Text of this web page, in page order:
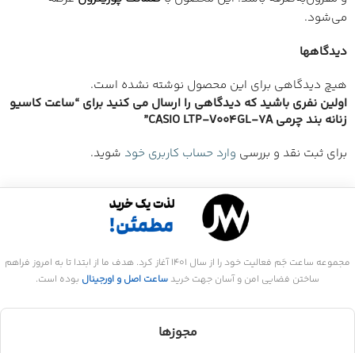
می‌شود.
دیدگاهها
هیچ دیدگاهی برای این محصول نوشته نشده است.
اولین نفری باشید که دیدگاهی را ارسال می کنید برای “ساعت کاسیو
زنانه بند چرمی CASIO LTP-V004GL-7A”
برای ثبت نقد و بررسی وارد حساب کاربری خود شوید.
مجموعه ساعت جَم فعالیت خود را از سال 1401 آغاز کرد. هدف ما از ابتدا تا به امروز فراهم
ساختن فضایی امن و آسان جهت خرید ساعت اصل و اورجینال بوده است.
مجوزها